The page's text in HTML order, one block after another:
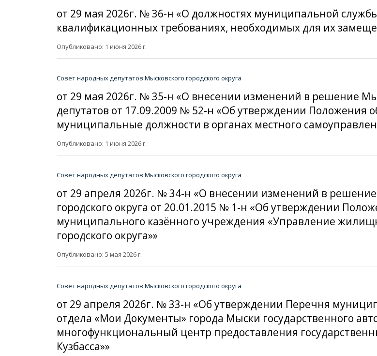
от 29 мая 2026г. № 36-н «О должностях муниципальной
квалификационных требованиях, необходимых для их
Опубликовано: 1 июня 2026 г.
Совет народных депутатов Мысковского городского округа
от 29 мая 2026г. № 35-н «О внесении изменений в решение
депутатов от 17.09.2009 № 52-н «Об утверждении Положения
муниципальные должности в органах местного
Опубликовано: 1 июня 2026 г.
Совет народных депутатов Мысковского городского округа
от 29 апреля 2026г. № 34-н «О внесении изменений в
городского округа от 20.01.2015 № 1-н «Об утверждении
муниципального казённого учреждения «Управление
городского округа»»
Опубликовано: 5 мая 2026 г.
Совет народных депутатов Мысковского городского округа
от 29 апреля 2026г. № 33-н «Об утверждении Перечня
отдела «Мои Документы» города Мыски государственного
многофункциональный центр предоставления
Кузбасса»»